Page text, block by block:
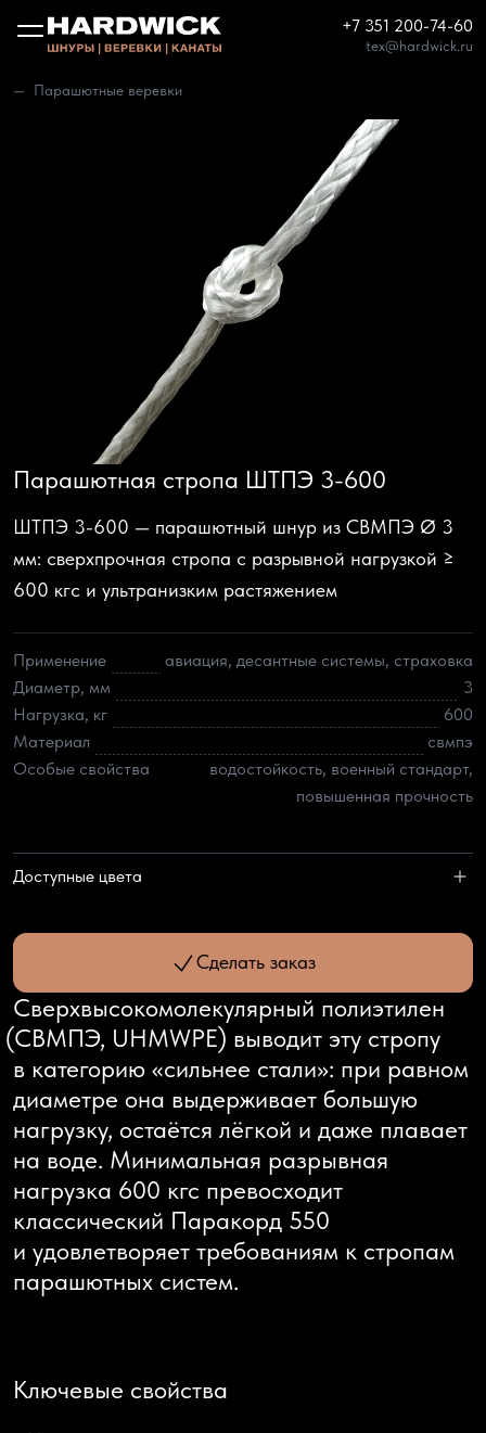
+7 351 200-74-60
tex@hardwick.ru
Парашютные веревки
Парашютная стропа ШТПЭ 3-600
ШТПЭ 3-600 — парашютный шнур из СВМПЭ Ø 3
мм: сверхпрочная стропа с разрывной нагрузкой ≥
600 кгс и ультранизким растяжением
Применение
авиация, десантные системы, страховка
Диаметр, мм
3
Нагрузка, кг
600
Материал
свмпэ
Особые свойства
водостойкость, военный стандарт,
повышенная прочность
Доступные цвета
Сделать заказ
Сверхвысокомолекулярный полиэтилен
(СВМПЭ, UHMWPE) выводит эту стропу
в категорию «сильнее стали»: при равном
диаметре она выдерживает большую
нагрузку, остаётся лёгкой и даже плавает
на воде. Минимальная разрывная
нагрузка 600 кгс превосходит
классический Паракорд 550
и удовлетворяет требованиям к стропам
парашютных систем.
Ключевые свойства